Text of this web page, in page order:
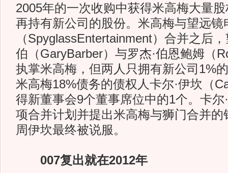
2005年的一次收购中获得米高梅大量
再持有新公司的股份。米高梅与望远镜
（SpyglassEntertainment）合并之后
伯（GaryBarber）与罗杰·伯恩鲍姆（
执掌米高梅，但两人只拥有新公司1%
米高梅18%债务的债权人卡尔·伊坎（
得新董事会9个董事席位中的1个。卡尔
项合并计划并提出米高梅与狮门合并的
周伊坎最终被说服。
007复出就在2012年